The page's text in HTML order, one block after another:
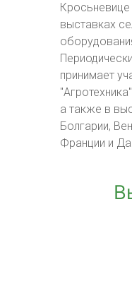
Кросьневице
выставках
принимает
а также в
Болгарии,
Франции и